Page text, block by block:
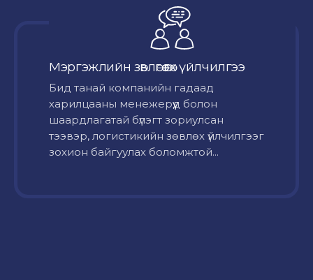
Мэргэжлийн зөвлөгөө өгөх үйлчилгээ
Бид танай компанийн гадаад
харилцааны менежерүүд болон
шаардлагатай бүлэгт зориулсан
тээвэр, логистикийн зөвлөх үйлчилгээг
зохион байгуулах боломжтой...